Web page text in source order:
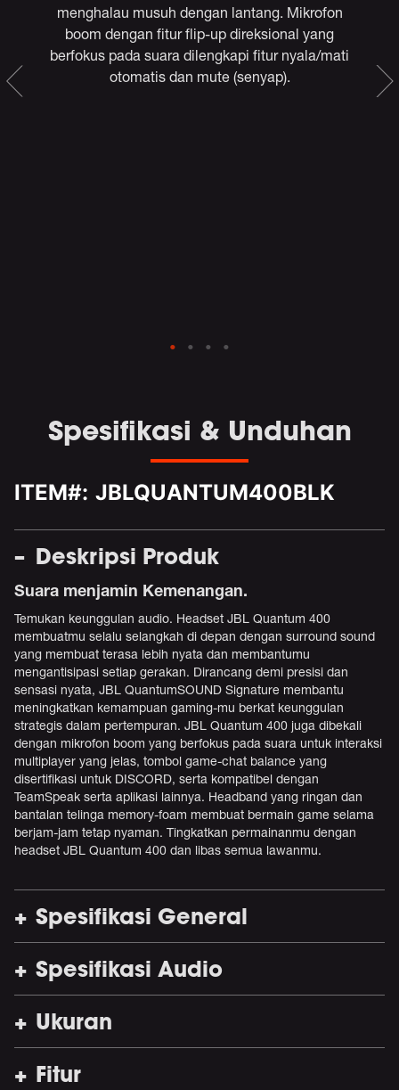
menghalau musuh dengan lantang. Mikrofon
boom dengan fitur flip-up direksional yang
berfokus pada suara dilengkapi fitur nyala/mati
otomatis dan mute (senyap).
Spesifikasi & Unduhan
ITEM#: JBLQUANTUM400BLK
Deskripsi Produk
Suara menjamin Kemenangan.
Temukan keunggulan audio. Headset JBL Quantum 400
membuatmu selalu selangkah di depan dengan surround sound
yang membuat terasa lebih nyata dan membantumu
mengantisipasi setiap gerakan. Dirancang demi presisi dan
sensasi nyata, JBL QuantumSOUND Signature membantu
meningkatkan kemampuan gaming-mu berkat keunggulan
strategis dalam pertempuran. JBL Quantum 400 juga dibekali
dengan mikrofon boom yang berfokus pada suara untuk interaksi
multiplayer yang jelas, tombol game-chat balance yang
disertifikasi untuk DISCORD, serta kompatibel dengan
TeamSpeak serta aplikasi lainnya. Headband yang ringan dan
bantalan telinga memory-foam membuat bermain game selama
berjam-jam tetap nyaman. Tingkatkan permainanmu dengan
headset JBL Quantum 400 dan libas semua lawanmu.
Spesifikasi General
Spesifikasi Audio
Ukuran
Fitur